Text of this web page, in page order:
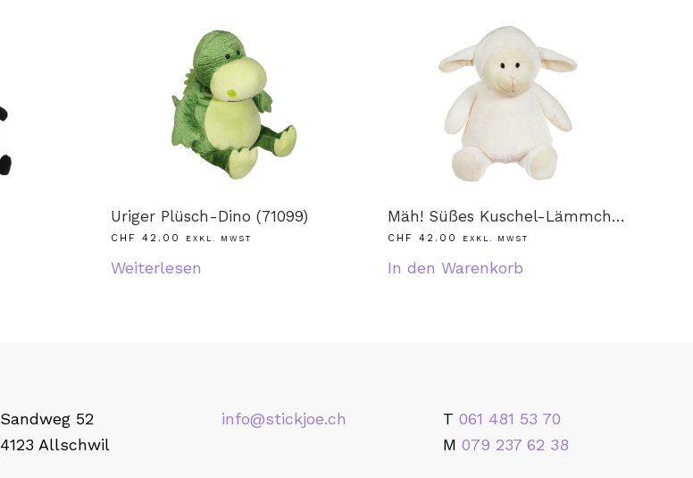
Uriger Plüsch-Dino (71099)
CHF 42.00 EXKL. MWST
Weiterlesen
Mäh! Süßes Kuschel-Lämmchen (71090)
CHF 42.00 EXKL. MWST
In den Warenkorb
Sandweg 52
4123 Allschwil
info@stickjoe.ch T 061 481 53 70
M 079 237 62 38